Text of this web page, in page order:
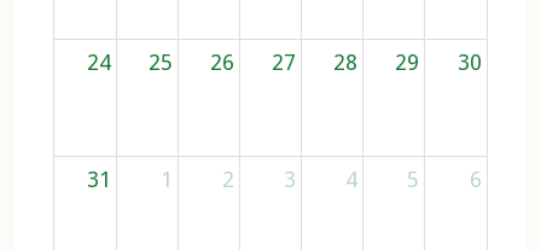
24 25 26 27 28 29 30
31 1 2 3 4 5 6